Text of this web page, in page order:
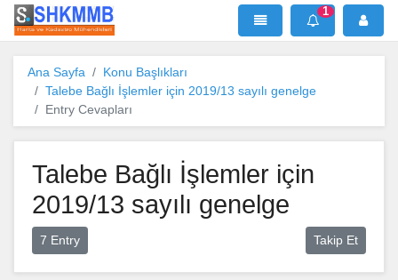
SHKMMB MenÜ Mesaj
1
Ana Sayfa
Konu Başlıkları
Talebe Bağlı İşlemler için 2019/13 sayılı genelge
Entry Cevapları
Talebe Bağlı İşlemler için
2019/13 sayılı genelge
Takip Et
7 Entry